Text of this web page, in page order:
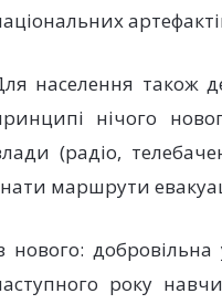
населення також
нічого
(радіо,
маршрути
нового:
року